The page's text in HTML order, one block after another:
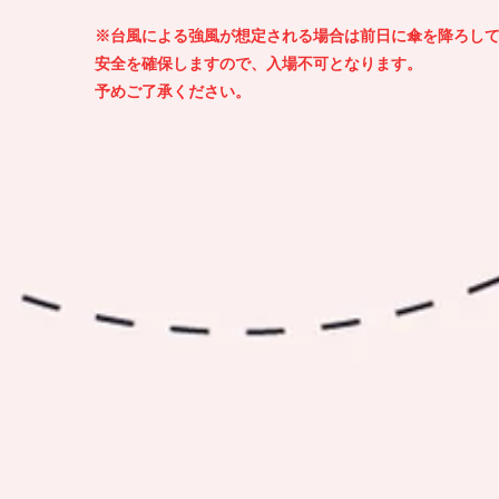
※台風による強風が想定される場合は前日に傘を降ろして
安全を確保しますので、入場不可となります。
予めご了承ください。